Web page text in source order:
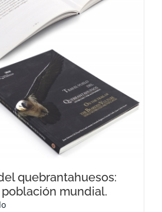
quebrantahuesos:
mundial.